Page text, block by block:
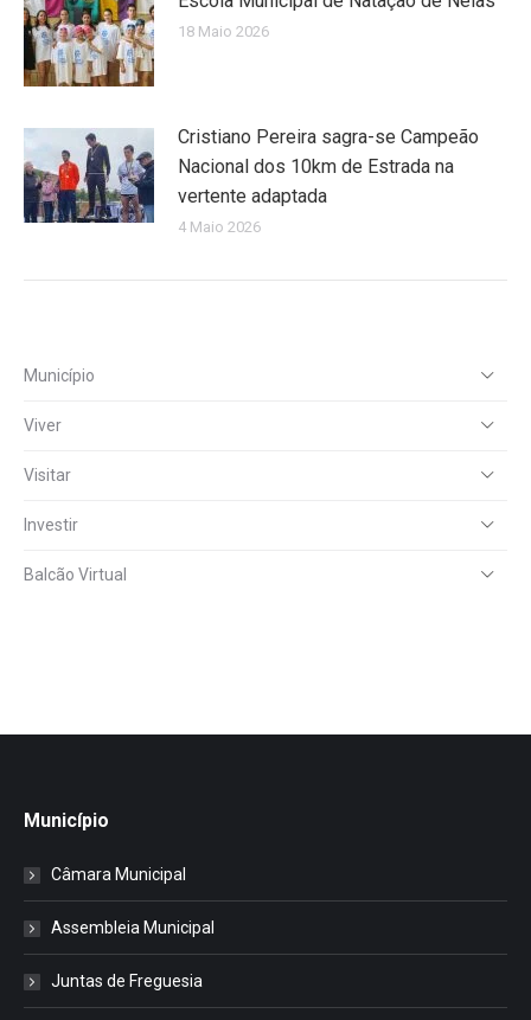
18 Maio 2026
Cristiano Pereira sagra-se Campeão
Nacional dos 10km de Estrada na
vertente adaptada
4 Maio 2026
Município
Viver
Visitar
Investir
Balcão Virtual
Município
Câmara Municipal
Assembleia Municipal
Juntas de Freguesia